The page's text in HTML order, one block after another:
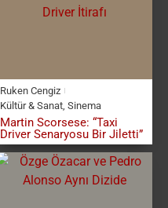
Ruken Cengiz
Kültür & Sanat Sinema
Martin Scorsese: “Taxi
Driver Senaryosu Bir Jiletti”